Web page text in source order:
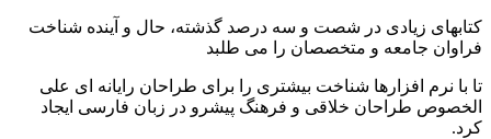
کتابهای زیادی در شصت و سه درصد گذشته، حال و آینده شناخت
فراوان جامعه و متخصصان را می طلبد
تا با نرم افزارها شناخت بیشتری را برای طراحان رایانه ای علی
الخصوص طراحان خلاقی و فرهنگ پیشرو در زبان فارسی ایجاد
کرد.